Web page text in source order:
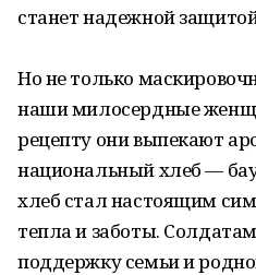
станет надежной
Но не только
наши милосердные
рецепту они выпекают
национальный хлеб —
хлеб стал настоящим
тепла и заботы.
поддержку семьи и